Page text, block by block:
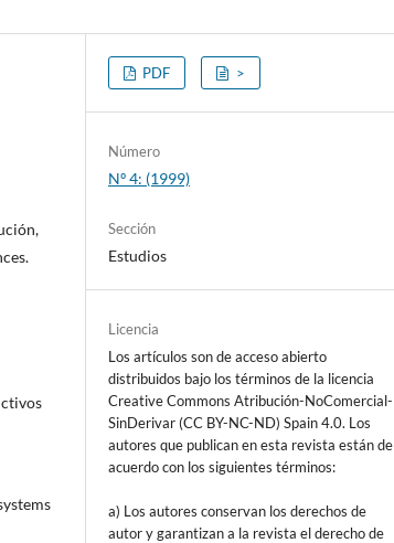
PDF >
Número
Nº 4: (1999)
Sección
Estudios
Licencia
Los artículos son de acceso abierto
distribuidos bajo los términos de la licencia
Creative Commons Atribución-NoComercial-
SinDerivar (CC BY-NC-ND) Spain 4.0. Los
autores que publican en esta revista están de
acuerdo con los siguientes términos:
a) Los autores conservan los derechos de
autor y garantizan a la revista el derecho de